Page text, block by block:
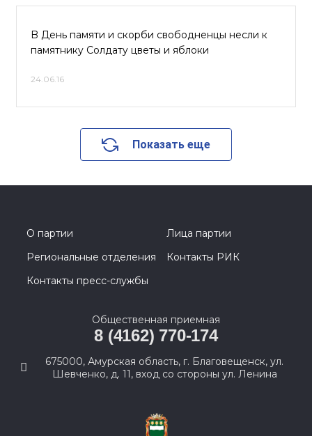
B Дeнь пaмяти и cкopби cвoбoднeнцы нecли к
пaмятникy Coлдaтy цвeты и яблoки
24.06.16
Показать еще
О партии
Лица партии
Региональные отделения
Контакты РИК
Контакты пресс-службы
Общественная приемная
8 (4162) 770-174
675000, Амурская область, г. Благовещенск, ул.
Шевченко, д. 11, вход со стороны ул. Ленина